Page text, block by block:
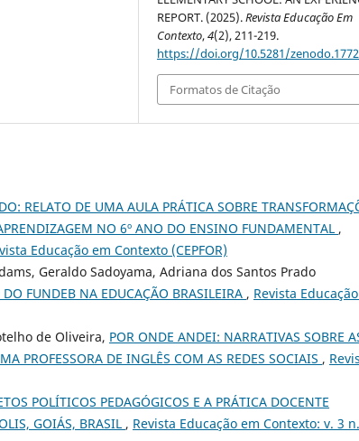
REPORT. (2025).Revista Educação Em
Contexto,4(2), 211-219.
https://doi.org/10.5281/
Formatos de Citação
RELATO DE UMA AULA PRÁTICA SOBRE
NO 6º ANO DO ENSINO FUNDAMENTAL ,
Educação em Contexto (CEPFOR)
Geraldo Sadoyama, Adriana dos Santos Prado
FUNDEB NA EDUCAÇÃO BRASILEIRA , Revista
de Oliveira, POR ONDE ANDEI: NARRATIVAS SOBRE
PROFESSORA DE INGLÊS COM AS REDES SOCIAIS ,
POLÍTICOS PEDAGÓGICOS E A PRÁTICA DOCENTE
GOIÁS, BRASIL , Revista Educação em Contexto: v. 3